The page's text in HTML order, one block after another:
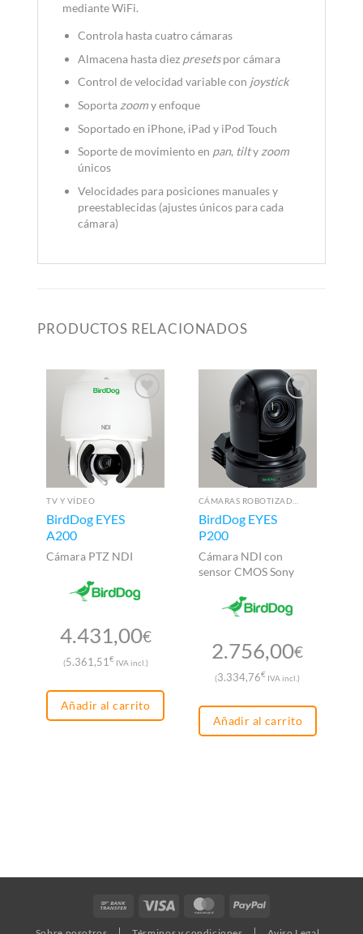
mediante WiFi.
Controla hasta cuatro cámaras
Almacena hasta diez presetspor cámara
Control de velocidad variable con joystick
Soporta zoomy enfoque
Soportado en iPhone, iPad y iPod Touch
Soporte de movimiento en pan, tilty zoom
únicos
Velocidades para posiciones manuales y
preestablecidas (ajustes únicos para cada
cámara)
PRODUCTOS RELACIONADOS
TV Y VÍDEO
BirdDog EYES
A200
Cámara PTZ NDI
4.431,00€
(5.361,51 €IVA incl.)
Añadir al carrito
BirdDog EYES
P200
Cámara NDI con
sensor CMOS Sony
2.756,00€
(3.334,76€ IVA incl.)
Añadir al carrito
Bank
Visa MasterCardPayPal